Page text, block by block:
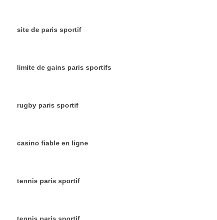
site de paris sportif
limite de gains paris sportifs
rugby paris sportif
casino fiable en ligne
tennis paris sportif
tennis paris sportif